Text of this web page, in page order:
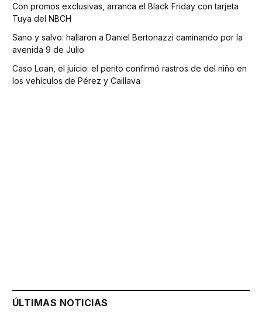
Con promos exclusivas, arranca el Black Friday con tarjeta
Tuya del NBCH
Sano y salvo: hallaron a Daniel Bertonazzi caminando por la
avenida 9 de Julio
Caso Loan, el juicio: el perito confirmó rastros de del niño en
los vehículos de Pérez y Caillava
ÚLTIMAS NOTICIAS